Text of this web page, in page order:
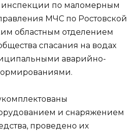
инспекции по маломерным
МЧС по Ростовской
областным отделением
спасания на водах
аварийно-
и снаряжением
проведено их